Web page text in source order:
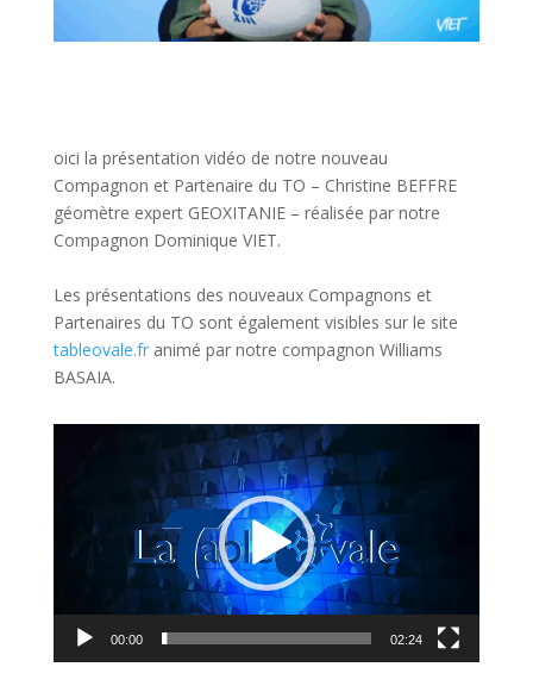
oici la présentation vidéo de notre nouveau
Compagnon et Partenaire du TO – Christine BEFFRE
géomètre expert GEOXITANIE – réalisée par notre
Compagnon Dominique VIET.
Les présentations des nouveaux Compagnons et
Partenaires du TO sont également visibles sur le site
tableovale.fr animé par notre compagnon Williams
BASAIA.
00:00 02:24